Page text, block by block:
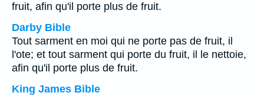
fruit, afin qu'il porte plus de fruit.
Darby Bible
Tout sarment en moi qui ne porte pas de fruit, il
l'ote; et tout sarment qui porte du fruit, il le nettoie,
afin qu'il porte plus de fruit.
King James Bible